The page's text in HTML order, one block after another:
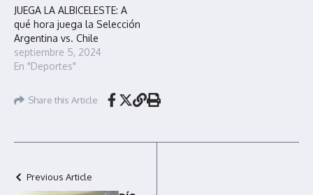
JUEGA LA ALBICELESTE: A
qué hora juega la Selección
Argentina vs. Chile
septiembre 5, 2024
En "Deportes"
Share this Article
Previous Article